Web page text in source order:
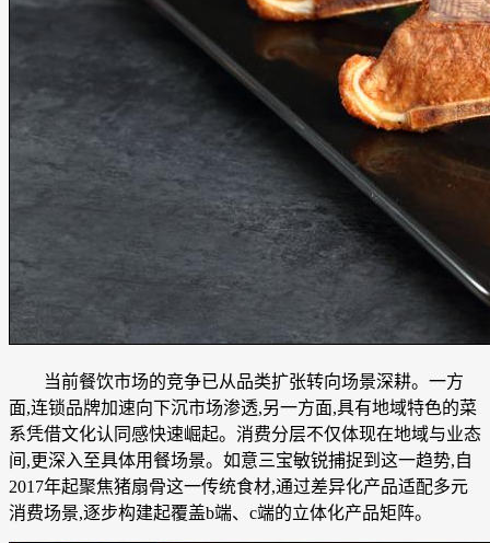
当前餐饮市场的竞争已从品类扩张转向场景深耕。一方
面,连锁品牌加速向下沉市场渗透,另一方面,具有地域特色的菜
系凭借文化认同感快速崛起。消费分层不仅体现在地域与业态
间,更深入至具体用餐场景。如意三宝敏锐捕捉到这一趋势,自
2017年起聚焦猪扇骨这一传统食材,通过差异化产品适配多元
消费场景,逐步构建起覆盖b端、c端的立体化产品矩阵。